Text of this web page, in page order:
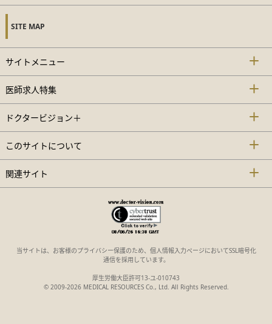
SITE MAP
サイトメニュー
医師求人特集
ドクタービジョン＋
このサイトについて
関連サイト
当サイトは、お客様のプライバシー保護のため、個人情報入力ページにおいてSSL暗号化
通信を採用しています。
厚生労働大臣許可13-ユ-010743
© 2009-2026 MEDICAL RESOURCES Co., Ltd. All Rights Reserved.